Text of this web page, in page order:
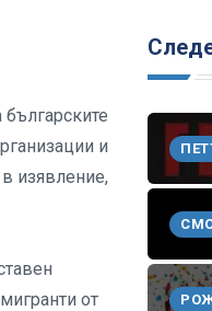
и
в изявление,
от